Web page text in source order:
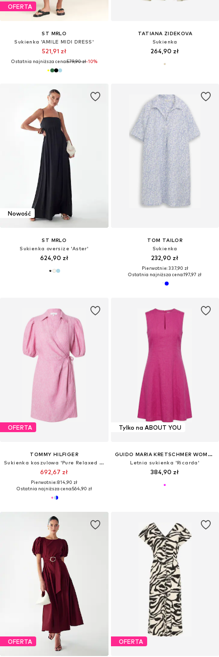
OFERTA
ST MRLO
Sukienka 'AMILE MIDI DRESS'
521,91 zł
Ostatnia najniższa cena:579,90 zł-10%
TATIANA ZIDEKOVA
Sukienka
264,90 zł
Nowość
ST MRLO
Sukienka oversize 'Aster'
624,90 zł
TOM TAILOR
Sukienka
232,90 zł
Pierwotnie: 337,90 zł
Ostatnia najniższa cena:197,97 zł
OFERTA
TOMMY HILFIGER
Sukienka koszulowa 'Pure Relaxed Mini Wrap'
692,67 zł
Pierwotnie: 814,90 zł
Ostatnia najniższa cena:564,90 zł
Tylko na ABOUT YOU
GUIDO MARIA KRETSCHMER WOMEN
Letnia sukienka 'Ricarda'
384,90 zł
OFERTA OFERTA